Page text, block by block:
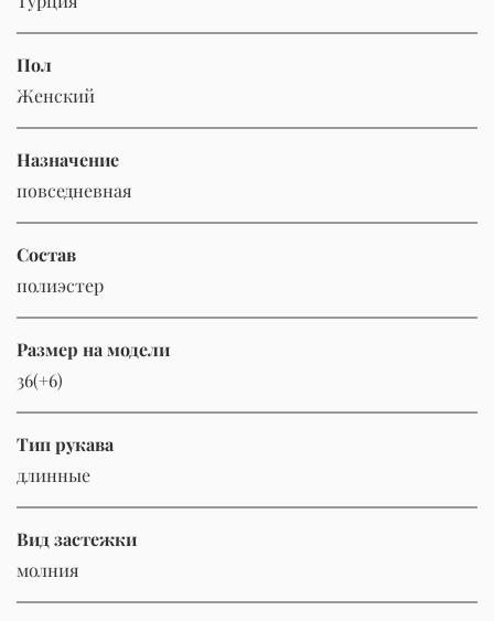
Пол
Женский
Назначение
повседневная
Состав
полиэстер
Размер на модели
36(+6)
Тип рукава
длинные
Вид застежки
молния